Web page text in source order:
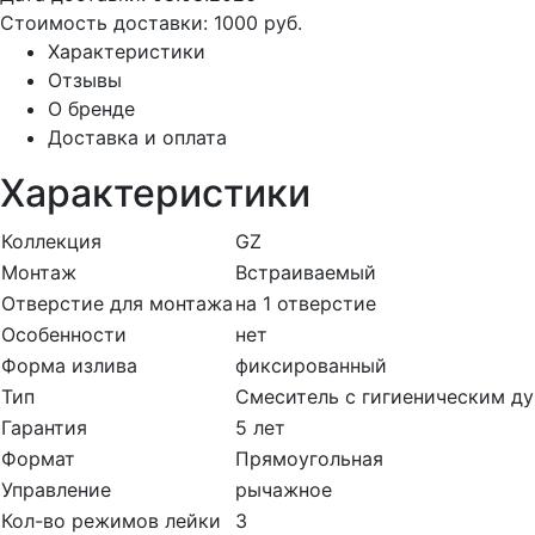
Стоимость доставки: 1000 руб.
Характеристики
Отзывы
О бренде
Доставка и оплата
Характеристики
Коллекция
GZ
Монтаж
Встраиваемый
Отверстие для монтажа на 1 отверстие
Особенности
нет
Форма излива
фиксированный
Тип
Смеситель с гигиеническим
Гарантия
5 лет
Формат
Прямоугольная
Управление
рычажное
Кол-во режимов лейки
3